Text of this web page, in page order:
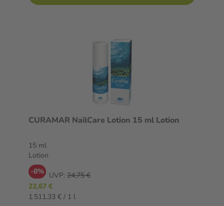
CURAMAR NailCare Lotion 15 ml Lotion
15 ml
Lotion
-8% UVP: 24,75 €
22,67 €
1.511,33 € / 1 l